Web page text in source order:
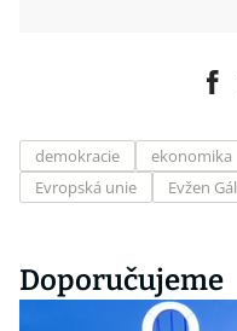
demokracie ekonomika
Evropská unie
Evžen Gál
Doporučujeme